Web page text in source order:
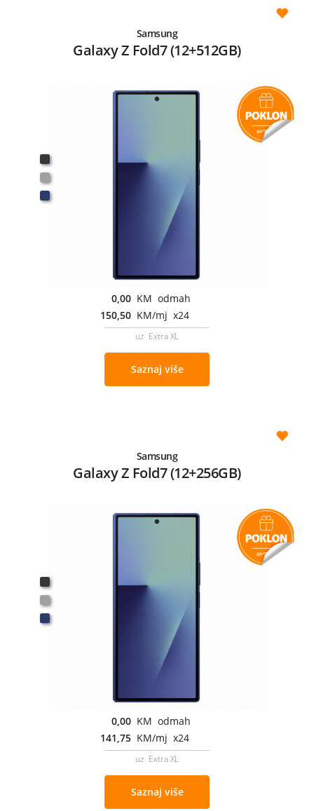
Samsung
Galaxy Z Fold7 (12+512GB)
0,00 KM odmah
150,50 KM/mj x24
uz Extra XL
Saznaj više
Samsung
Galaxy Z Fold7 (12+256GB)
0,00 KM odmah
141,75 KM/mj x24
uz Extra XL
Saznaj više